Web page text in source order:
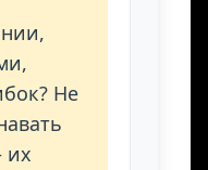
Не
их